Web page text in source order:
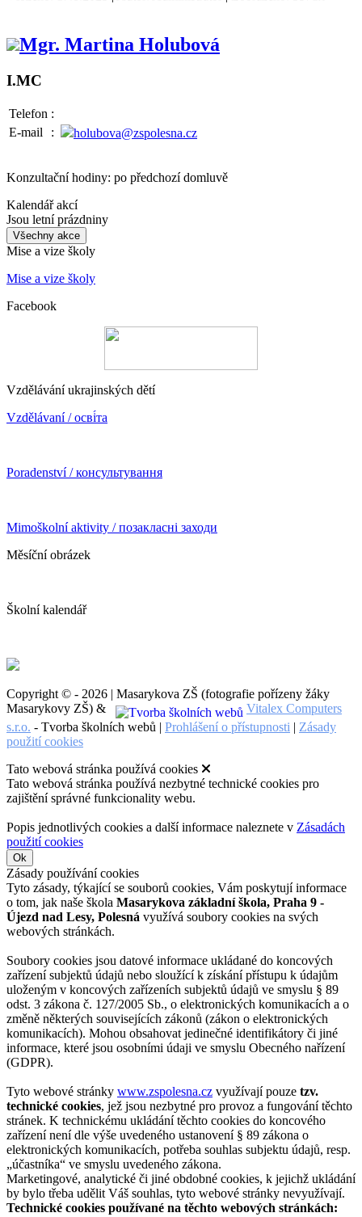
Mgr. Martina Holubová
I.MC
Telefon :
E-mail
: holubova@zspolesna.cz
Konzultační hodiny: po předchozí domluvě
Kalendář akcí
Jsou letní prázdniny
Všechny akce
Mise a vize školy
Mise a vize školy
Facebook
Vzdělávání ukrajinských dětí
Vzdělávaní / осві́та
Poradenství / консультування
Mimoškolní aktivity / позакласні заходи
Měsíční obrázek
Školní kalendář
Copyright © - 2026 | Masarykova ZŠ (fotografie pořízeny žáky
Masarykovy ZŠ) &
Vitalex Computers
s.r.o. - Tvorba školních webů | Prohlášení o přístupnosti | Zásady
použití cookies
Tato webová stránka používá cookies
Tato webová stránka používá nezbytné technické cookies pro
zajištění správné funkcionality webu.
Popis jednotlivých cookies a další informace naleznete v Zásadách
použití cookies
Ok
Zásady používání cookies
Tyto zásady, týkající se souborů cookies, Vám poskytují informace
o tom, jak naše škola Masarykova základní škola, Praha 9 -
Újezd nad Lesy, Polesná využívá soubory cookies na svých
webových stránkách.
Soubory cookies jsou datové informace ukládané do koncových
zařízení subjektů údajů nebo sloužící k získání přístupu k údajům
uloženým v koncových zařízeních subjektů údajů ve smyslu § 89
odst. 3 zákona č. 127/2005 Sb., o elektronických komunikacích a o
změně některých souvisejících zákonů (zákon o elektronických
komunikacích). Mohou obsahovat jedinečné identifikátory či jiné
informace, které jsou osobními údaji ve smyslu Obecného nařízení
(GDPR).
Tyto webové stránky www.zspolesna.cz využívají pouze tzv.
technické cookies, jež jsou nezbytné pro provoz a fungování těchto
stránek. K technickému ukládání těchto cookies do koncového
zařízení není dle výše uvedeného ustanovení § 89 zákona o
elektronických komunikacích, potřeba souhlas subjektu údajů, resp.
„účastníka“ ve smyslu uvedeného zákona.
Marketingové, analytické či jiné obdobné cookies, k jejichž ukládání
by bylo třeba udělit Váš souhlas, tyto webové stránky nevyužívají.
Technické cookies používané na těchto webových stránkách: